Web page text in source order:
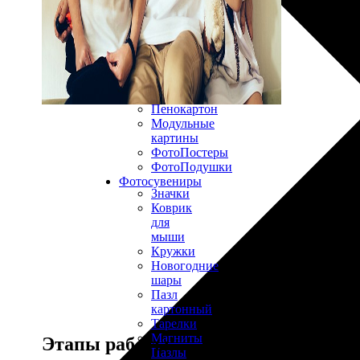
30х40
20х45
30х60
30х90
40х40
40х60
50х70
Пенокартон
Модульные
картины
ФотоПостеры
ФотоПодушки
Фотоcувениры
Значки
Коврик
для
мыши
Кружки
Новогодние
шары
Пазл
картонный
Тарелки
Магниты
Пазлы
Этапы работы